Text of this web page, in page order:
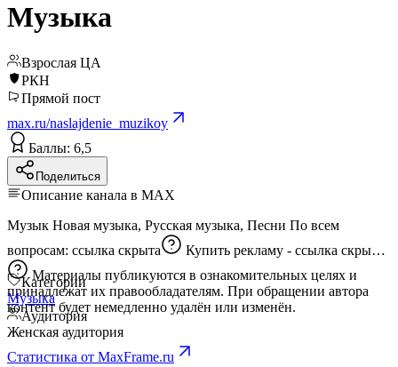
Музыка
Взрослая ЦА
РКН
Прямой пост
max.ru/naslajdenie_muzikoy
Баллы: 6,5
Поделиться
Описание канала в MAX
Музык Новая музыка, Русская музыка, Песни По всем
вопросам: ссылка скрыта Купить рекламу - ссылка скрыта
Материалы публикуются в ознакомительных целях и
принадлежат их правообладателям. При обращении автора
контент будет немедленно удалён или изменён.
Категории
Музыка
Аудитория
Женская аудитория
Статистика от MaxFrame.ru